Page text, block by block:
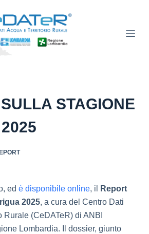
STAGIONE
ed è disponibile online, il
Report
2025, a cura del Centro Dati
Rurale (CeDATeR) di ANBI
Lombardia. Il dossier, giunto